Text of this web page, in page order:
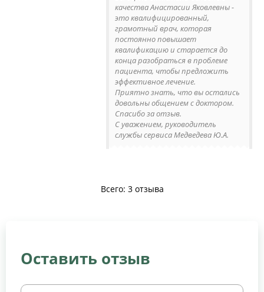
качества Анастасии Яковлевны -
это квалифицированный,
грамотный врач, которая
постоянно повышает
квалификацию и старается до
конца разобраться в проблеме
пациента, чтобы предложить
эффективное лечение.
Приятно знать, что вы остались
довольны общением с доктором.
Спасибо за отзыв.
С уважением, руководитель
службы сервиса Медведева Ю.А.
Всего: 3 отзыва
Оставить отзыв